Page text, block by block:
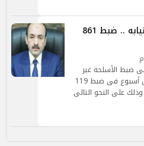
قطاع الأمن العام يكشر عن أنيابه .. ضبط 861
ضبط الأسلحة غير
المرخصة نجحت الأجهزة الأمنية خلال أسبوع فى ضبط 119
بحوزة 100متهم وذلك على النحو التالى